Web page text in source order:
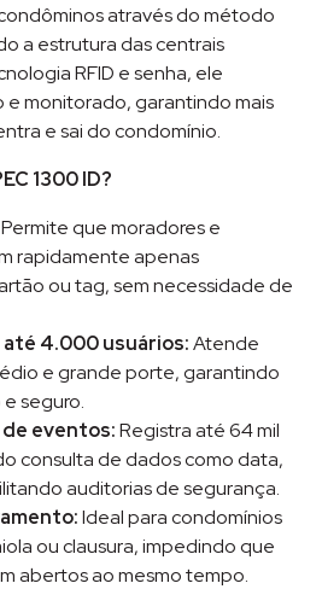
através do método
a estrutura das centrais
RFID e senha, ele
e monitorado, garantindo mais
e sai do condomínio.
1300 ID?
Permite que moradores e
rapidamente apenas
ou tag, sem necessidade de
até 4.000 usuários:Atende
e grande porte, garantindo
seguro.
eventos:Registra até 64 mil
consulta de dados como data,
auditorias de segurança.
Ideal para condomínios
ou clausura, impedindo que
abertos ao mesmo tempo.